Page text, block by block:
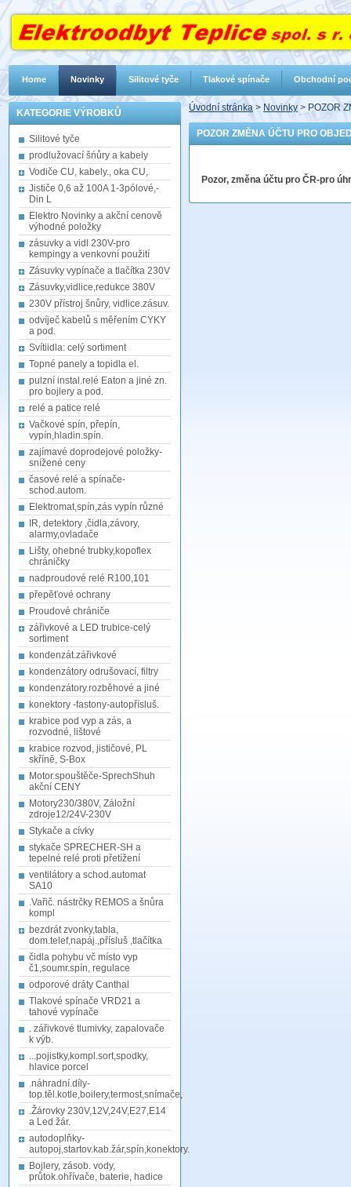
KATEGORIE VÝROBKŮ
Silitové tyče
prodlužovací šńůry a kabely
Vodiče CU, kabely., oka CU,
Jističe 0,6 až 100A 1-3pólové,-
Din L
Elektro Novinky a akční cenově
výhodné položky
zásuvky a vidl 230V-pro
kempingy a venkovní použití
Zásuvky vypínače a tlačítka 230V
Zásuvky,vidlice,redukce 380V
230V přístroj šnůry, vidlice.zásuv.
odvíječ kabelů s měřením CYKY
a pod.
Svítiidla: celý sortiment
Topné panely a topidla el.
pulzní instal.relé Eaton a jiné zn.
pro bojlery a pod.
relé a patice relé
Vačkové spín, přepín,
vypín,hladin.spín.
zajímavé doprodejové položky-
snížené ceny
časové relé a spínače-
schod.autom.
Elektromat,spín,zás vypín různé
IR, detektory ,čidla,závory,
alarmy,ovladače
Lišty, ohebné trubky,kopoflex
chráničky
nadproudové relé R100,101
přepěťové ochrany
Proudové chrániče
zářivkové a LED trubice-celý
sortiment
kondenzát.zářivkové
kondenzátory odrušovací, filtry
kondenzátory.rozběhové a jiné
konektory -fastony-autopřísluš.
krabice pod vyp a zás, a
rozvodné, lištové
krabice rozvod, jističové, PL
skříně, S-Box
Motor.spouštěče-SprechShuh
akční CENY
Motory230/380V, Záložní
zdroje12/24V-230V
Stykače a cívky
stykače SPRECHER-SH a
tepelné relé proti přetížení
ventilátory a schod.automat
SA10
.Vařič. nástrčky REMOS a šnůra
kompl
bezdrát zvonky,tabla,
dom.telef,napáj.,přísluš ,tlačítka
čidla pohybu vč místo vyp
č1,soumr.spín, regulace
odporové dráty Canthal
Tlakové spínače VRD21 a
tahové vypínače
. zářivkové tlumivky, zapalovače
k výb.
...pojistky,kompl.sort,spodky,
hlavice porcel
.náhradní.díly-
top.těl.kotle,boilery,termost,snímače,
.Žárovky 230V,12V,24V,E27,E14
a Led žár.
autodoplňky-
autopoj,startov.kab.žár,spín,konektory.
Bojlery, zásob. vody,
průtok.ohřívače, baterie, hadice
Úvodní stránka > Novinky > POZOR
POZOR ZMĚNA ÚČTU PRO
Pozor, změna účtu pro ČR-pro
Home Novinky Silitové tyče Tlakové spínače Obchodní